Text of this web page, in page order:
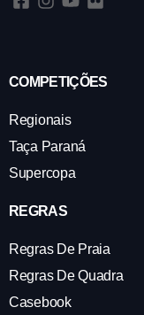
COMPETIÇÕES
Regionais
Taça Paraná
Supercopa
REGRAS
Regras De Praia
Regras De Quadra
Casebook